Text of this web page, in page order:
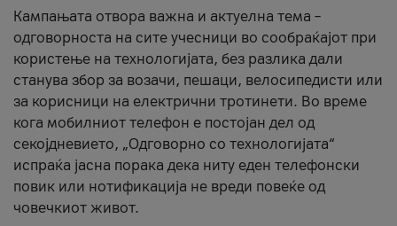
Кампањата отвора важна и актуелна тема –
одговорноста на сите учесници во сообраќајот при
користење на технологијата, без разлика дали
станува збор за возачи, пешаци, велосипедисти или
за корисници на електрични тротинети. Во време
кога мобилниот телефон е постојан дел од
секојдневието, „Одговорно со технологијата“
испраќа јасна порака дека ниту еден телефонски
повик или нотификација не вреди повеќе од
човечкиот живот.